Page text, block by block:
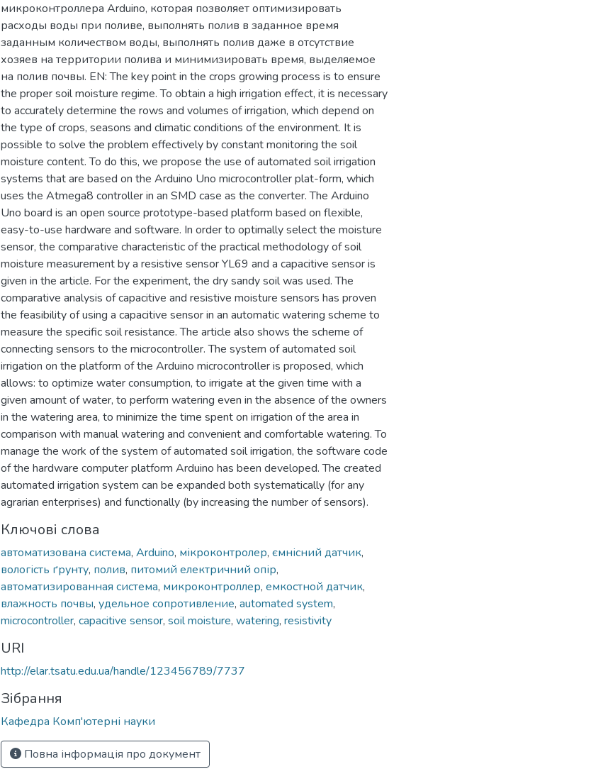
микроконтроллера Arduino, которая позволяет оптимизировать
расходы воды при поливе, выполнять полив в заданное время
заданным количеством воды, выполнять полив даже в отсутствие
хозяев на территории полива и минимизировать время, выделяемое
на полив почвы. EN: The key point in the crops growing process is to ensure
the proper soil moisture regime. To obtain a high irrigation effect, it is necessary
to accurately determine the rows and volumes of irrigation, which depend on
the type of crops, seasons and climatic conditions of the environment. It is
possible to solve the problem effectively by constant monitoring the soil
moisture content. To do this, we propose the use of automated soil irrigation
systems that are based on the Arduino Uno microcontroller plat-form, which
uses the Atmega8 controller in an SMD case as the converter. The Arduino
Uno board is an open source prototype-based platform based on flexible,
easy-to-use hardware and software. In order to optimally select the moisture
sensor, the comparative characteristic of the practical methodology of soil
moisture measurement by a resistive sensor YL69 and a capacitive sensor is
given in the article. For the experiment, the dry sandy soil was used. The
comparative analysis of capacitive and resistive moisture sensors has proven
the feasibility of using a capacitive sensor in an automatic watering scheme to
measure the specific soil resistance. The article also shows the scheme of
connecting sensors to the microcontroller. The system of automated soil
irrigation on the platform of the Arduino microcontroller is proposed, which
allows: to optimize water consumption, to irrigate at the given time with a
given amount of water, to perform watering even in the absence of the owners
in the watering area, to minimize the time spent on irrigation of the area in
comparison with manual watering and convenient and comfortable watering. To
manage the work of the system of automated soil irrigation, the software code
of the hardware computer platform Arduino has been developed. The created
automated irrigation system can be expanded both systematically (for any
agrarian enterprises) and functionally (by increasing the number of sensors).
Ключові слова
автоматизована система, Arduino, мікроконтролер, ємнісний датчик,
вологість ґрунту, полив, питомий електричний опір,
автоматизированная система, микроконтроллер, емкостной датчик,
влажность почвы, удельное сопротивление, automated system,
microcontroller, capacitive sensor, soil moisture, watering, resistivity
URI
http://elar.tsatu.edu.ua/handle/123456789/7737
Зібрання
Кафедра Комп'ютерні науки
Повна інформація про документ